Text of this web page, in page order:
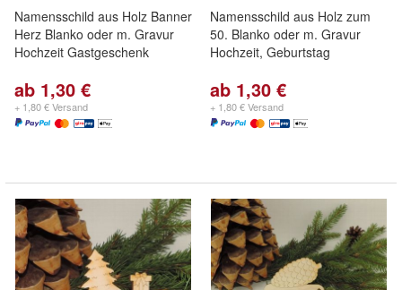
Namensschild aus Holz Banner
Herz Blanko oder m. Gravur
Hochzeit Gastgeschenk
ab 1,30 €
+ 1,80 € Versand
Namensschild aus Holz zum
50. Blanko oder m. Gravur
Hochzeit, Geburtstag
ab 1,30 €
+ 1,80 € Versand